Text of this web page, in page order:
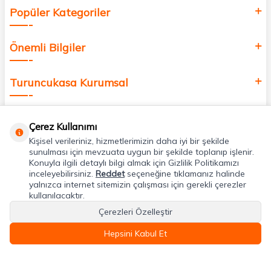
Popüler Kategoriler
Önemli Bilgiler
Turuncukasa Kurumsal
Uygulamalarımız
Adres & İletişim
Çerez Kullanımı
Kişisel verileriniz, hizmetlerimizin daha iyi bir şekilde
sunulması için mevzuata uygun bir şekilde toplanıp işlenir.
Konuyla ilgili detaylı bilgi almak için Gizlilik Politikamızı
inceleyebilirsiniz. Reddetseçeneğine tıklamanız halinde
yalnızca internet sitemizin çalışması için gerekli çerezler
kullanılacaktır.
Çerezleri Özelleştir
Hepsini Kabul Et